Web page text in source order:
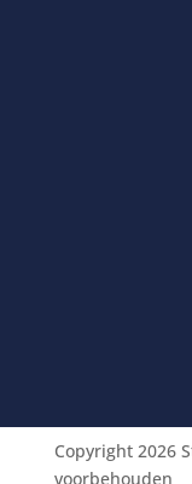
Copyright 2026
voorbehouden